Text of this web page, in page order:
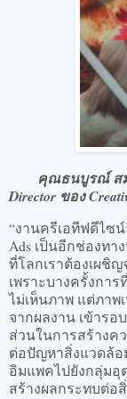
คุณธนบูรณ์ สม
Director ของ
“งานครีเอทีฟดีไซน์
Ads เป็นอีกช่องท
ที่โลกเราต้องเผชิ
เพราะบางครั้งกา
ไม่เห็นภาพ แต่ภาพ
จากผลงาน เข้ารอ
ส่วนในการสร้างค
ต่อปัญหาสิ่งแวดล้อ
อิมแพคไปยังกลุ่มอุ
สร้างผลกระทบต่อ